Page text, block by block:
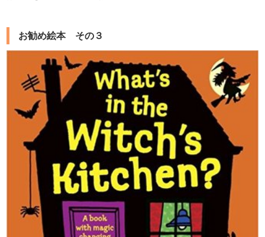
お勧め絵本 その３